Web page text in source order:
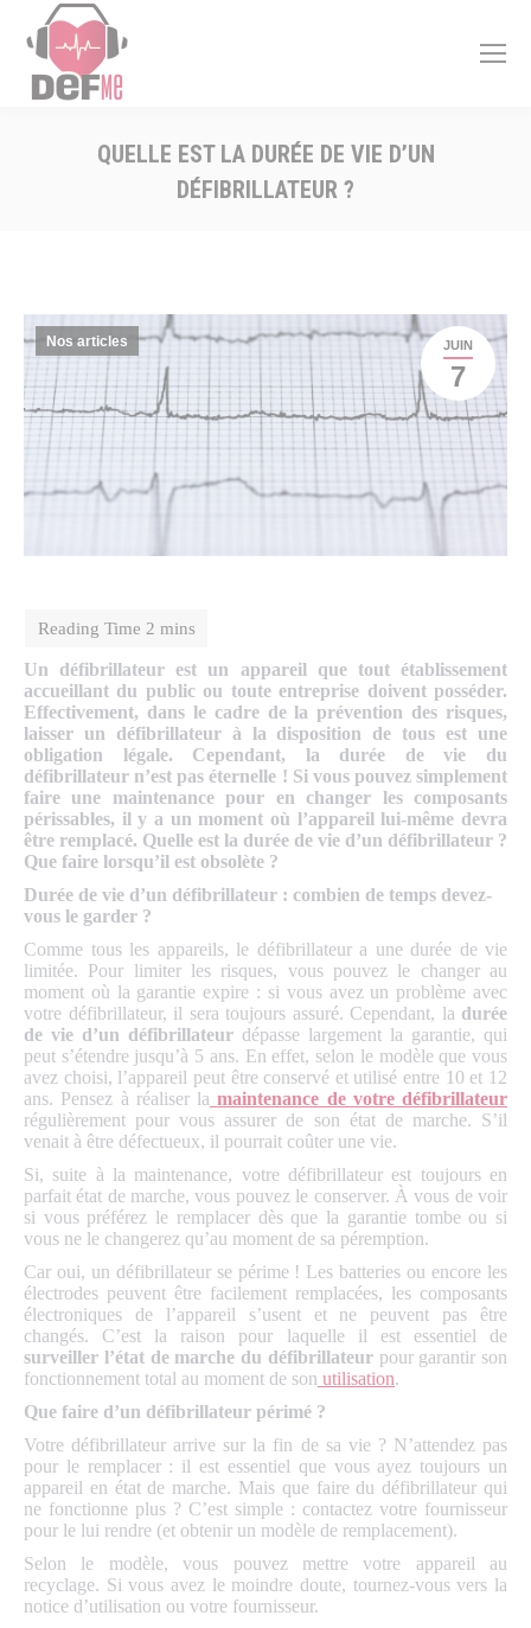
QUELLE EST LA DURÉE DE VIE D’UN
DÉFIBRILLATEUR ?
JUIN
7
Nos articles
Un défibrillateur est un appareil que tout établissement
accueillant du public ou toute entreprise doivent posséder.
Effectivement, dans le cadre de la prévention des risques,
laisser un défibrillateur à la disposition de tous est une
obligation légale. Cependant, la durée de vie du
défibrillateur n’est pas éternelle ! Si vous pouvez simplement
faire une maintenance pour en changer les composants
périssables, il y a un moment où l’appareil lui-même devra
être remplacé. Quelle est la durée de vie d’un défibrillateur ?
Que faire lorsqu’il est obsolète ?
Durée de vie d’un défibrillateur : combien de temps devez-
vous le garder ?
Comme tous les appareils, le défibrillateur a une durée de vie
limitée. Pour limiter les risques, vous pouvez le changer au
moment où la garantie expire : si vous avez un problème avec
votre défibrillateur, il sera toujours assuré. Cependant, la durée
de vie d’un défibrillateur dépasse largement la garantie, qui
peut s’étendre jusqu’à 5 ans. En effet, selon le modèle que vous
avez choisi, l’appareil peut être conservé et utilisé entre 10 et 12
ans. Pensez à réaliser la maintenance de votre défibrillateur
régulièrement pour vous assurer de son état de marche. S’il
venait à être défectueux, il pourrait coûter une vie.
Si, suite à la maintenance, votre défibrillateur est toujours en
parfait état de marche, vous pouvez le conserver. À vous de voir
si vous préférez le remplacer dès que la garantie tombe ou si
vous ne le changerez qu’au moment de sa péremption.
Car oui, un défibrillateur se périme ! Les batteries ou encore les
électrodes peuvent être facilement remplacées, les composants
électroniques de l’appareil s’usent et ne peuvent pas être
changés. C’est la raison pour laquelle il est essentiel de
surveiller l’état de marche du défibrillateurpour garantir son
fonctionnement total au moment de son utilisation.
Que faire d’un défibrillateur périmé ?
Votre défibrillateur arrive sur la fin de sa vie ? N’attendez pas
pour le remplacer : il est essentiel que vous ayez toujours un
appareil en état de marche. Mais que faire du défibrillateur qui
ne fonctionne plus ? C’est simple : contactez votre fournisseur
pour le lui rendre (et obtenir un modèle de remplacement).
Selon le modèle, vous pouvez mettre votre appareil au
recyclage. Si vous avez le moindre doute, tournez-vous vers la
notice d’utilisation ou votre fournisseur.